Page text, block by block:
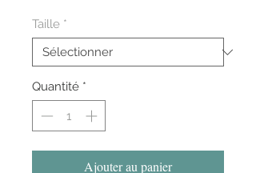
Taille *
Quantité *
Ajouter au panier